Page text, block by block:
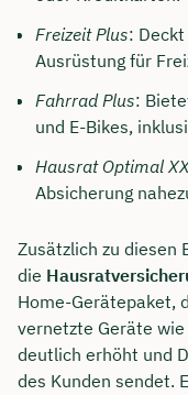
Freizeit Plus:
Ausrüstung für
Fahrrad Plus:
und E-Bikes,
Hausrat Optimal
Absicherung
Zusätzlich zu diesen
die
Home-Gerätepaket,
vernetzte Geräte
deutlich erhöht und
des Kunden sendet.